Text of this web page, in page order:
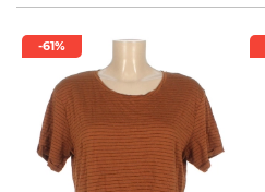
-61%